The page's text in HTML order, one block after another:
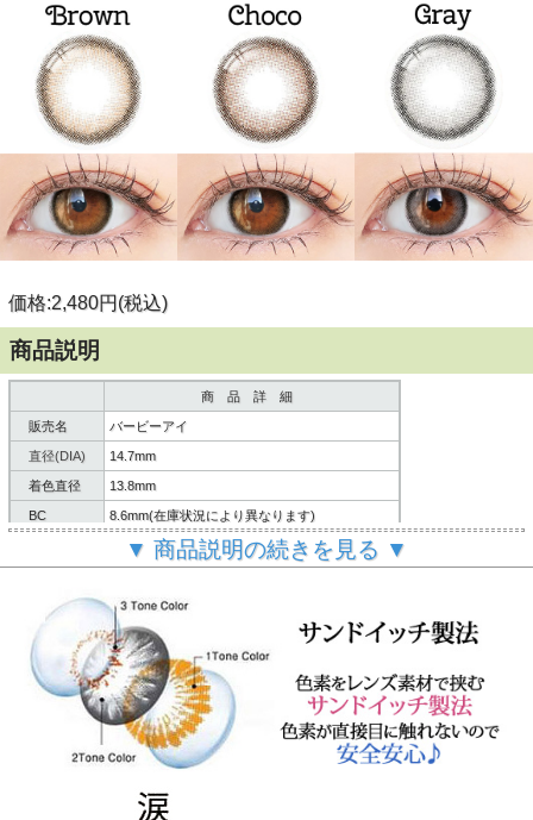
価格:2,480円(税込)
商品説明
商 品 詳 細
販売名 バービーアイ
直径(DIA) 14.7mm
着色直径 13.8mm
BC 8.6mm(在庫状況により異なります)
40%
製造方法 サンドイッチ製法
使用期限
６ヶ月～１年間
(使用頻度・使用方法により異なります。)
製造国
韓国
ご案内 個人輸入扱いとなります。 (必読)
御注意下さい
■使用に際しては、使用説明書をよくお読みください。
■連続してご使用の際は４時間おきに一度コンタクレンズを
外し目を休ませていただく事を推奨します。
【瓶の開封と使用説明書について】
▼ 商品説明の続きを見る ▼